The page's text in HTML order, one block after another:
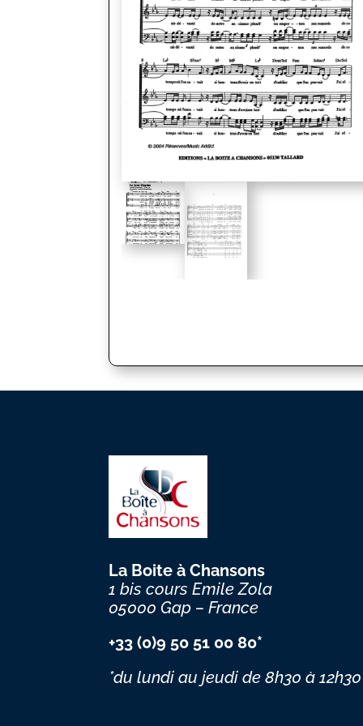
La Boite à Chansons
1 bis cours Emile Zola
05000 Gap – France
+33 (0)9 50 51 00 80*
*du lundi au jeudide 8h30 à 12h30